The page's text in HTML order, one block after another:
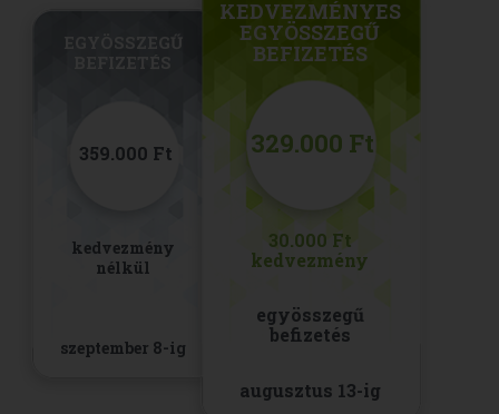
359.000 Ft 329.000 Ft
kedvezmény
nélkül
szeptember 8-ig
30.000 Ft
kedvezmény
egyösszegű
befizetés
augusztus 13-ig
EGYÖSSZEGŰ
BEFIZETÉS
KEDVEZMÉNYES
EGYÖSSZEGŰ
BEFIZETÉS